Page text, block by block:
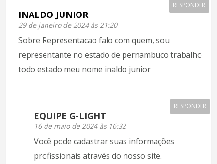
INALDO JUNIOR
29 de janeiro de 2024 às 21:20
RESPONDER
Sobre Representacao falo com quem, sou
representante no estado de pernambuco trabalho
todo estado meu nome inaldo junior
EQUIPE G-LIGHT
16 de maio de 2024 às 16:32
RESPONDER
Você pode cadastrar suas informações
profissionais através do nosso site.